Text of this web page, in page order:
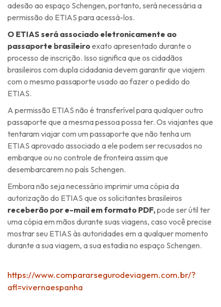
adesão ao espaço Schengen, portanto, será necessária a
permissão do ETIAS para acessá-los.
O ETIAS será associado eletronicamente ao
passaporte brasileiroexato apresentado durante o
processo de inscrição. Isso significa que os cidadãos
brasileiros com dupla cidadania devem garantir que viajem
com o mesmo passaporte usado ao fazer o pedido do
ETIAS.
A permissão ETIAS não é transferível para qualquer outro
passaporte que a mesma pessoa possa ter. Os viajantes que
tentaram viajar com um passaporte que não tenha um
ETIAS aprovado associado a ele podem ser recusados ​​no
embarque ou no controle de fronteira assim que
desembarcarem no país Schengen.
Embora não seja necessário imprimir uma cópia da
autorização do ETIAS que os solicitantes brasileiros
receberão por e-mail em formato PDF,pode ser útil ter
uma cópia em mãos durante suas viagens, caso você precise
mostrar seu ETIAS às autoridades em a qualquer momento
durante a sua viagem, a sua estadia no espaço Schengen.
https://www.compararsegurodeviagem.com.br/?
afl=vivernaespanha